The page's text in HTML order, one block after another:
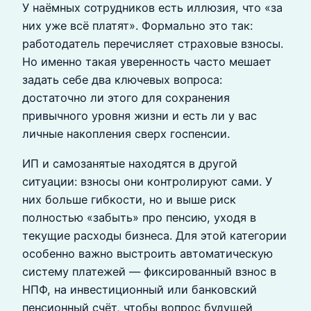
У наёмных сотрудников есть иллюзия, что «за
них уже всё платят». Формально это так:
работодатель перечисляет страховые взносы.
Но именно такая уверенность часто мешает
задать себе два ключевых вопроса:
достаточно ли этого для сохранения
привычного уровня жизни и есть ли у вас
личные накопления сверх госпенсии.
ИП и самозанятые находятся в другой
ситуации: взносы они контролируют сами. У
них больше гибкости, но и выше риск
полностью «забыть» про пенсию, уходя в
текущие расходы бизнеса. Для этой категории
особенно важно выстроить автоматическую
систему платежей — фиксированный взнос в
НПФ, на инвестиционный или банковский
пенсионный счёт, чтобы вопрос будущей